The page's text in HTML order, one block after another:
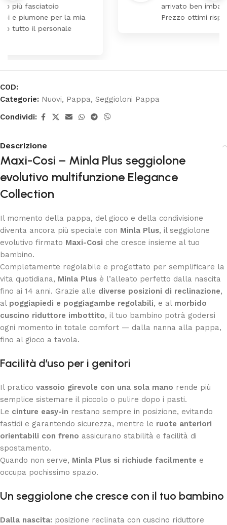
arrivato ben imballato dopo pochi giorni.
Prezzo ottimi rispetto la concorrenza
COD:
Categorie: Nuovi, Pappa, Seggioloni Pappa
Condividi:
Descrizione
Maxi-Cosi – Minla Plus seggiolone
evolutivo multifunzione Elegance
Collection
Il momento della pappa, del gioco e della condivisione
diventa ancora più speciale con Minla Plus, il seggiolone
evolutivo firmato Maxi-Cosi che cresce insieme al tuo
bambino.
Completamente regolabile e progettato per semplificare la
vita quotidiana, Minla Plus è l’alleato perfetto dalla nascita
fino ai 14 anni. Grazie alle diverse posizioni di reclinazione,
al poggiapiedi e poggiagambe regolabili, e al morbido
cuscino riduttore imbottito, il tuo bambino potrà godersi
ogni momento in totale comfort — dalla nanna alla pappa,
fino al gioco a tavola.
Facilità d’uso per i genitori
Il pratico vassoio girevole con una sola mano rende più
semplice sistemare il piccolo o pulire dopo i pasti.
Le cinture easy-in restano sempre in posizione, evitando
fastidi e garantendo sicurezza, mentre le ruote anteriori
orientabili con freno assicurano stabilità e facilità di
spostamento.
Quando non serve, Minla Plus si richiude facilmente e
occupa pochissimo spazio.
Un seggiolone che cresce con il tuo bambino
Dalla nascita: posizione reclinata con cuscino riduttore